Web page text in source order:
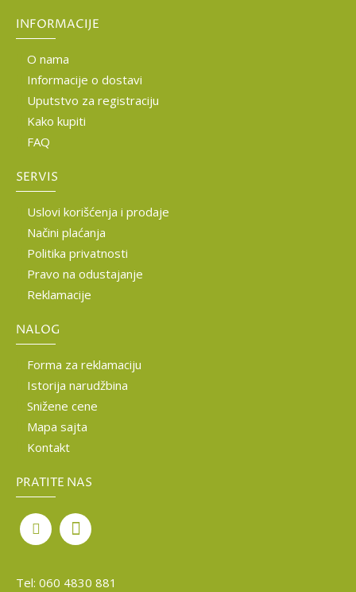
INFORMACIJE
O nama
Informacije o dostavi
Uputstvo za registraciju
Kako kupiti
FAQ
SERVIS
Uslovi korišćenja i prodaje
Načini plaćanja
Politika privatnosti
Pravo na odustajanje
Reklamacije
NALOG
Forma za reklamaciju
Istorija narudžbina
Snižene cene
Mapa sajta
Kontakt
PRATITE NAS
Tel: 060 4830 881